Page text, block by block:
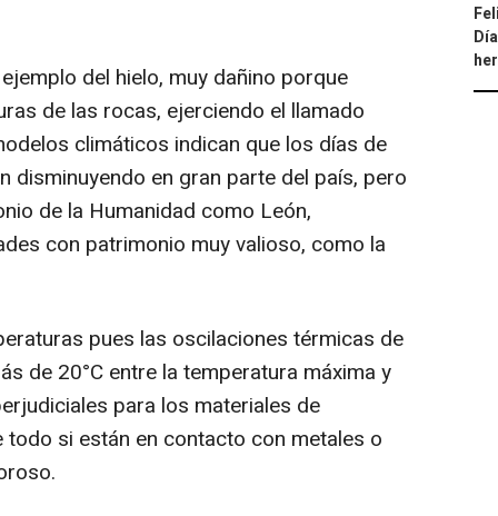
del hielo, muy dañino porque
de las rocas, ejerciendo el llamado
climáticos indican que los días de
disminuyendo en gran parte del país, pero
de la Humanidad como León,
con patrimonio muy valioso, como la
pues las oscilaciones térmicas de
de 20°C entre la temperatura máxima y
para los materiales de
si están en contacto con metales o